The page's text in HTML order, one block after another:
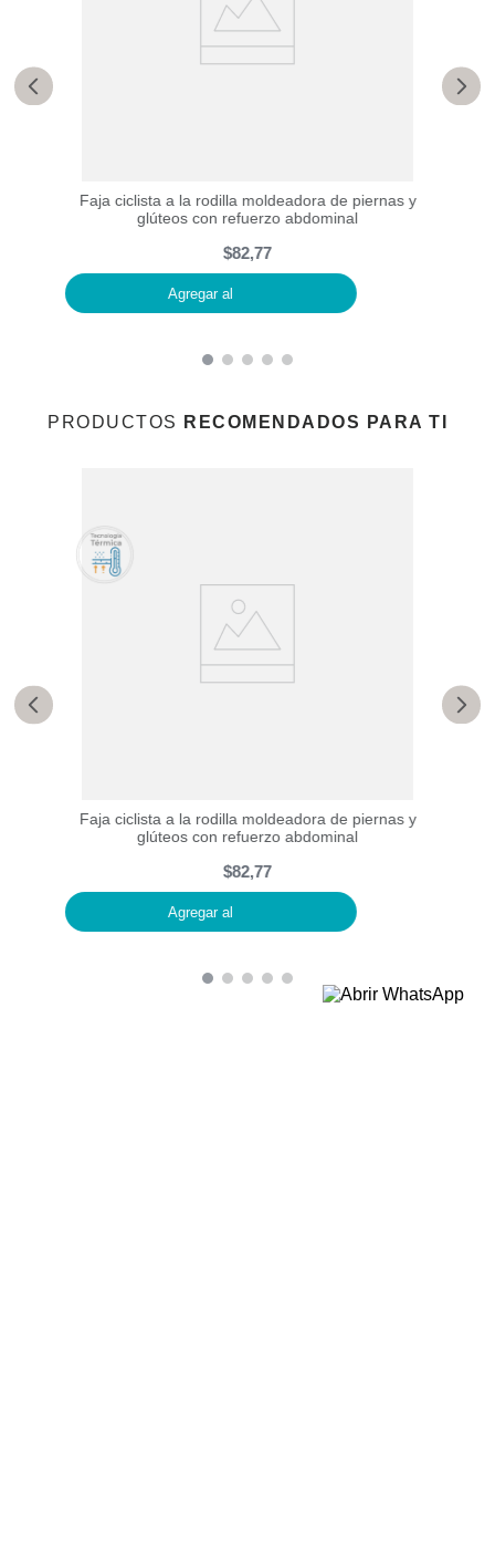
Faja ciclista a la rodilla moldeadora de piernas y
glúteos con refuerzo abdominal
$82,77
Agregar al
PRODUCTOS RECOMENDADOS PARA TI
Faja ciclista a la rodilla moldeadora de piernas y
glúteos con refuerzo abdominal
$82,77
Agregar al